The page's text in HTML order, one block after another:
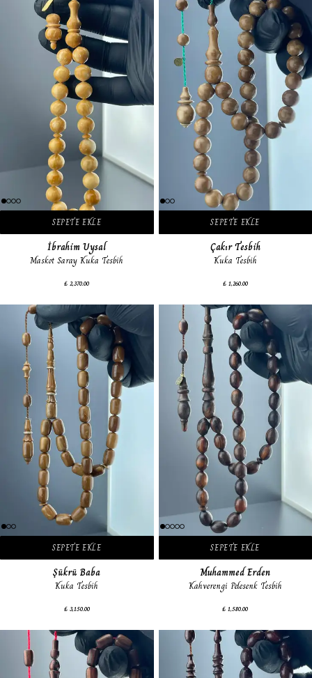
SEPETE EKLE
İbrahim Uysal
Maskot Saray Kuka Tesbih
₺ 2,370.00
SEPETE EKLE
Çakır Tesbih
Kuka Tesbih
₺ 1,260.00
SEPETE EKLE
Şükrü Baba
Kuka Tesbih
₺ 3,150.00
SEPETE EKLE
Muhammed Erden
Kahverengi Pelesenk Tesbih
₺ 1,580.00